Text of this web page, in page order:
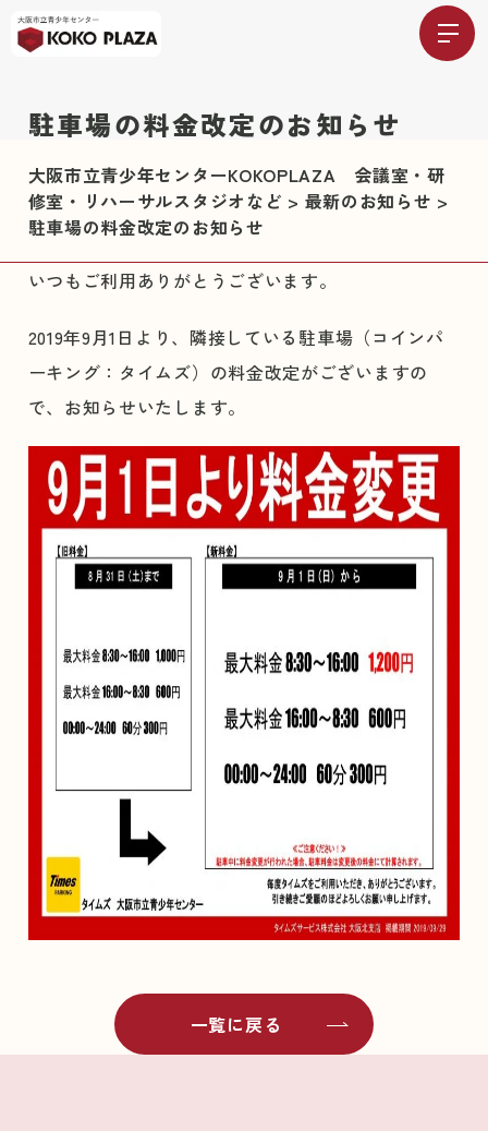
駐車場の料金改定のお知らせ
大阪市立青少年センターKOKOPLAZA 会議室・研
修室・リハーサルスタジオなど > 最新のお知らせ >
駐車場の料金改定のお知らせ
いつもご利用ありがとうございます。
2019年9月1日より、隣接している駐車場（コインパ
ーキング：タイムズ）の料金改定がございますの
で、お知らせいたします。
一覧に戻る